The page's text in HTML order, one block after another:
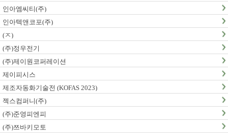
인아엠씨티(주)
인아텍앤코포(주)
(ㅈ)
(주)정우전기
(주)제이원코퍼레이션
제이피시스
제조자동화기술전 (KOFAS 2023)
젝스컴퍼니(주)
(주)준영피엔피
(주)쯔바키모토